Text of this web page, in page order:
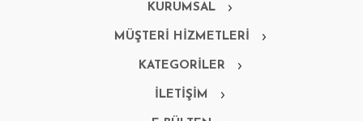
KURUMSAL
MÜŞTERİ HİZMETLERİ
KATEGORİLER
İLETİŞİM